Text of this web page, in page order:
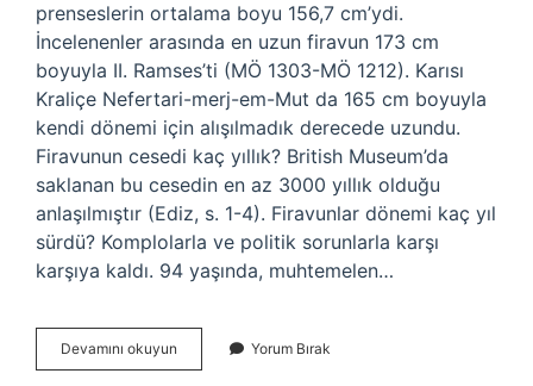
prenseslerin ortalama boyu 156,7 cm’ydi.
İncelenenler arasında en uzun firavun 173 cm
boyuyla II. Ramses’ti (MÖ 1303-MÖ 1212). Karısı
Kraliçe Nefertari-merj-em-Mut da 165 cm boyuyla
kendi dönemi için alışılmadık derecede uzundu.
Firavunun cesedi kaç yıllık? British Museum’da
saklanan bu cesedin en az 3000 yıllık olduğu
anlaşılmıştır (Ediz, s. 1-4). Firavunlar dönemi kaç yıl
sürdü? Komplolarla ve politik sorunlarla karşı
karşıya kaldı. 94 yaşında, muhtemelen…
Devamını okuyun
Kaç
Yorum Bırak